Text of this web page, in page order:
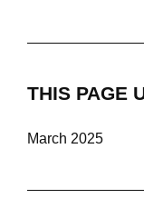
THIS PAGE
March 2025